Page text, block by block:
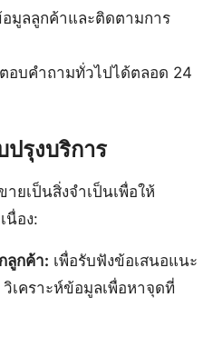
อมูลลูกค้าและติดตามการ
อบคำถามทั่วไปได้ตลอด 24
ปรุงบริการ
ยเป็นสิ่งจำเป็นเพื่อให้
นื่อง:
ลูกค้า: เพื่อรับฟังข้อเสนอแนะ
วิเคราะห์ข้อมูลเพื่อหาจุดที่